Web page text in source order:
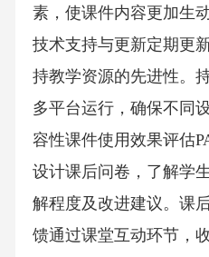
素，使课件内容更加生
技术支持与更新定期更
持教学资源的先进性。
多平台运行，确保不同
容性课件使用效果评估
设计课后问卷，了解学
解程度及改进建议。课
馈通过课堂互动环节，